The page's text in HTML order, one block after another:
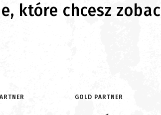
które chcesz
GOLD PARTNER